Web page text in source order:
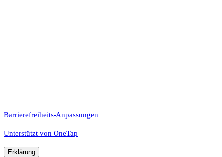
Barrierefreiheits-Anpassungen
Unterstützt von OneTap
Erklärung